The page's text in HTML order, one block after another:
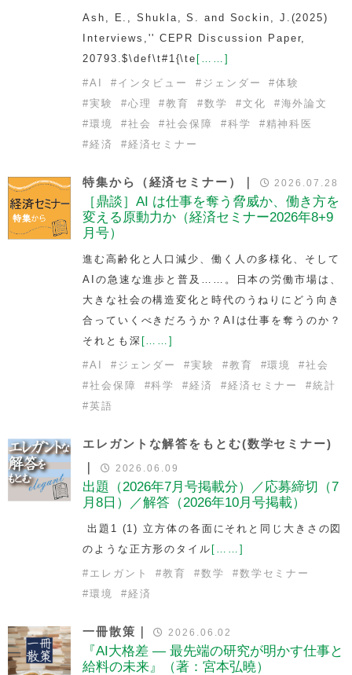
Ash, E., Shukla, S. and Sockin, J.(2025)
Interviews,'' CEPR Discussion Paper,
20793.$\def\t#1{\te [……]
#AI # インタビュー # ジェンダー #体験
#実験 #心理 #教育 #数学 #文化 #海外論文
#環境 #社会 #社会保障 #科学 # 精神科医
#経済 #経済セミナー
特集から（経済セミナー）｜ 2026.07.28
［鼎談］AI は仕事を奪う脅威か、働き方を
変える原動力か（経済セミナー2026年8+9
月号）
進む高齢化と人口減少、働く人の多様化、そして
AIの急速な進歩と普及……。日本の労働市場は、
大きな社会の構造変化と時代のうねりにどう向き
合っていくべきだろうか？AIは仕事を奪うのか？
それとも深 [……]
#AI # ジェンダー #実験 #教育 #環境 #社会
#社会保障 #科学 #経済 #経済セミナー #統計
#英語
エレガントな解答をもとむ(数学セミナー)
2026.06.09
出題（2026年7月号掲載分）／応募締切（7
月8日）／解答（2026年10月号掲載）
出題1 (1) 立方体の各面にそれと同じ大きさの図
のような正方形のタイル [……]
# エレガント #教育 #数学 #数学セミナー
#環境 #経済
一冊散策｜ 2026.06.02
『AI大格差 — 最先端の研究が明かす仕事と
給料の未来』（著：宮本弘曉）